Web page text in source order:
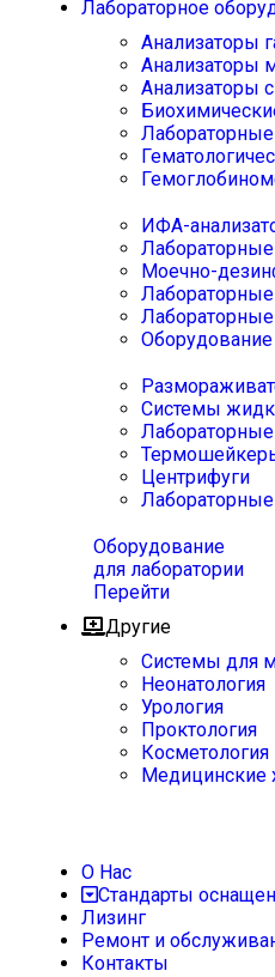
Лабораторное
Анализаторы
Анализаторы
Анализаторы
Лабораторные
ИФА-
Моечно-
Системы
Центрифуги
Оборудование
для лаборатории
Перейти
Другие
Системы для
Неонатология
Урология
Проктология
Косметология
Медицинские
О Нас
Стандарты
Лизинг
Ремонт и
Контакты